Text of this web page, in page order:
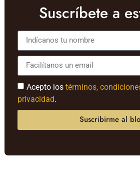
Suscríbete a
Acepto lostérminos,
privacidad.
Suscribirme al